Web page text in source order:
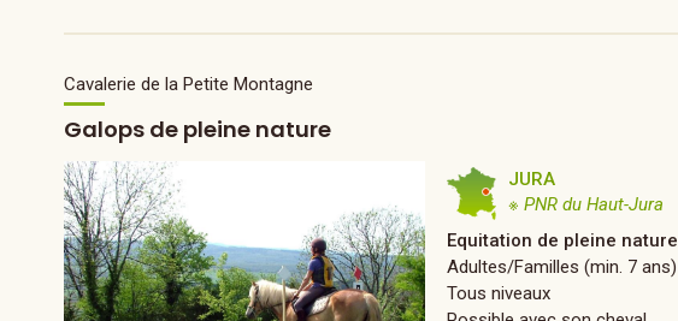
Cavalerie de la Petite Montagne
Galops de pleine nature
JURA
※ PNR du Haut-Jura
Equitation de pleine nature
Adultes/Familles (min. 7 ans)
Tous niveaux